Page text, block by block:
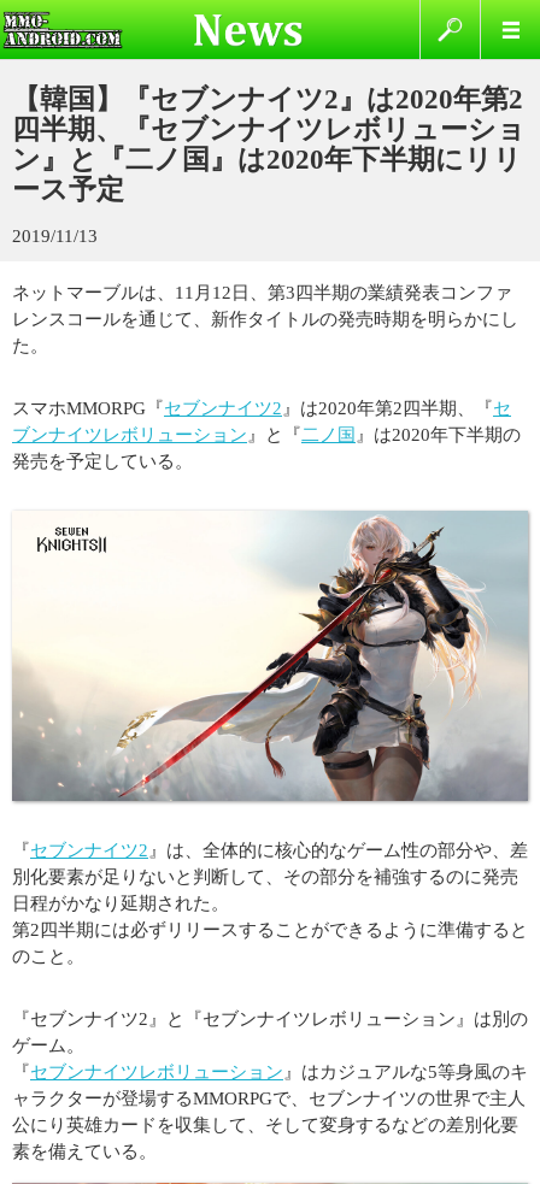
【韓国】『セブンナイツ2』は2020年第2
四半期、『セブンナイツレボリューショ
ン』と『二ノ国』は2020年下半期にリリ
ース予定
2019/11/13
ネットマーブルは、11月12日、第3四半期の業績発表コンファ
レンスコールを通じて、新作タイトルの発売時期を明らかにし
た。
スマホMMORPG『セブンナイツ2 』は2020年第2四半期、『セ
ブンナイツレボリューション 』と『二ノ国 』は2020年下半期の
発売を予定している。
『セブンナイツ2 』は、全体的に核心的なゲーム性の部分や、差
別化要素が足りないと判断して、その部分を補強するのに発売
日程がかなり延期された。
第2四半期には必ずリリースすることができるように準備すると
のこと。
『セブンナイツ2』と『セブンナイツレボリューション』は別の
ゲーム。
『セブンナイツレボリューション 』はカジュアルな5等身風のキ
ャラクターが登場するMMORPGで、セブンナイツの世界で主人
公にり英雄カードを収集して、そして変身するなどの差別化要
素を備えている。